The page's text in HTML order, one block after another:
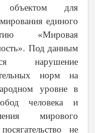
объектом для
единого
«Мировая
Под данным
нарушение
норм на
уровне в
человека и
мирового
не